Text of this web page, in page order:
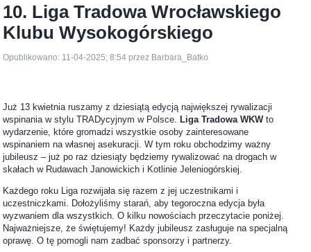
10. Liga Tradowa Wrocławskiego
Klubu Wysokogórskiego
Opublikowano: 11-04-2025; 8:54 przez Barbara_Batko
Już 13 kwietnia ruszamy z dziesiątą edycją największej rywalizacji
wspinania w stylu TRADycyjnym w Polsce.
Liga Tradowa WKWto
wydarzenie, które gromadzi wszystkie osoby zainteresowane
wspinaniem na własnej asekuracji. W tym roku obchodzimy ważny
jubileusz – już po raz dziesiąty będziemy rywalizować na drogach w
skałach w Rudawach Janowickich i Kotlinie Jeleniogórskiej.
Każdego roku Liga rozwijała się razem z jej uczestnikami i
uczestniczkami. Dołożyliśmy starań, aby tegoroczna edycja była
wyzwaniem dla wszystkich. O kilku nowościach przeczytacie poniżej.
Najważniejsze, że świętujemy! Każdy jubileusz zasługuje na specjalną
oprawę. O tę pomogli nam zadbać sponsorzy i partnerzy.